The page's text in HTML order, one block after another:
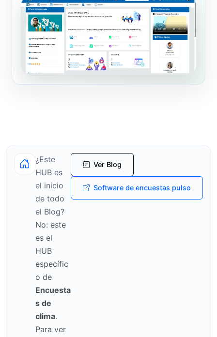
¿Este
HUB es
el inicio
de todo
el Blog?
No: este
es el
HUB
específic
o de
Encuesta
s de
clima.
Para ver
Ver Blog
Software de encuestas pulso